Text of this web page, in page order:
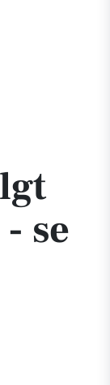
køberen og 3 andre
se